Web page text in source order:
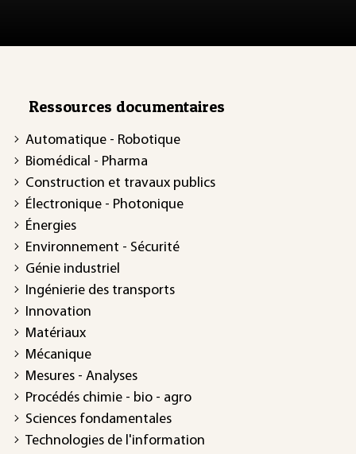
Ressources documentaires
Automatique - Robotique
Biomédical - Pharma
Construction et travaux publics
Électronique - Photonique
Énergies
Environnement - Sécurité
Génie industriel
Ingénierie des transports
Innovation
Matériaux
Mécanique
Mesures - Analyses
Procédés chimie - bio - agro
Sciences fondamentales
Technologies de l'information